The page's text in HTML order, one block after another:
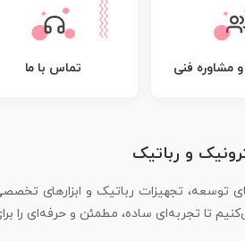
مشاوره فنی تماس با ما
و رباتیک
توسعه، تجهیزات رباتیک و ابزارهای
تا تجربه‌ای ساده، مطمئن و حرفه‌ای را